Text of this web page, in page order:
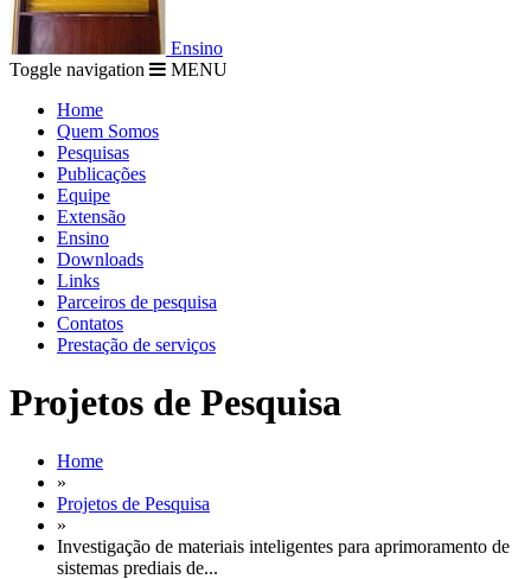
Ensino
Toggle navigation
MENU
Home
Quem Somos
Pesquisas
Publicações
Equipe
Extensão
Ensino
Downloads
Links
Parceiros de pesquisa
Contatos
Prestação de serviços
Projetos de Pesquisa
Home
»
Projetos de Pesquisa
»
Investigação de materiais inteligentes para aprimoramento de
sistemas prediais de...